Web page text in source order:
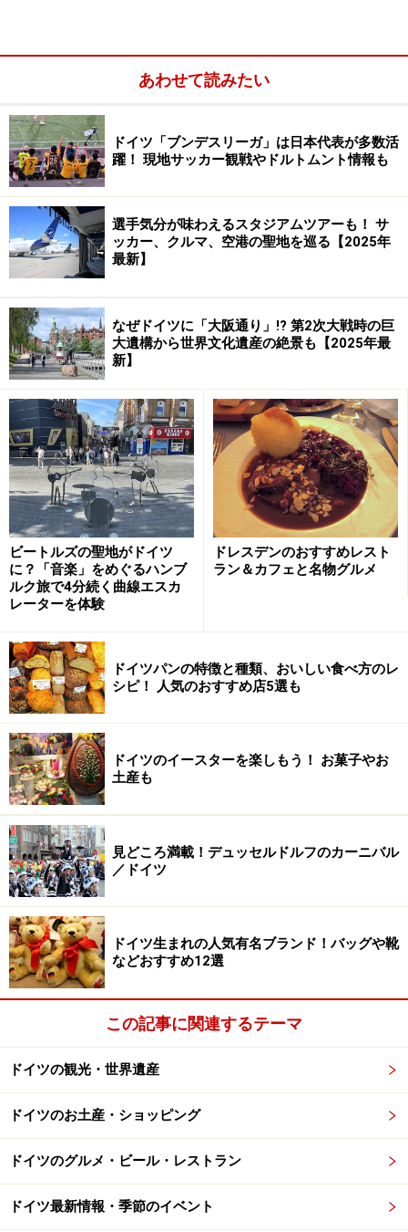
マルクト広場の南西側にあるSchütting（商工会議所）の
脇の小路を進むと見えてくる、金色のレリーフがはめ込
まれた門がベトヒャー通りの入口。この門をくぐると、
そこはもう中世の世界です。
職人さんたちが活躍する可愛い中庭
泉の周りをブレーメンの音楽隊や7人の怠け者たちが囲む
「職人の中庭」
ベトヒャーとは樽屋のことで、その昔、港とマルクトを
結ぶこの通りには、食料を運搬したり保存するための樽
を作る職人が集まっていたそうです。
現在はブティックやインテリアショップなどが並んでず
いぶんお洒落な雰囲気ですが、ガラス細工やアクセサリ
いる姿が見られることも。なかでも注目のスポットが、
通りの中ほどにあるHandwerkerhof（職人の中庭）とい
う中庭。飴作りの実演が見られる可愛いキャンディショ
ップ「Bonbon Manufaktur」の前に泉があって、良く見
ると水道管の上にブレーメンの音楽隊の姿が。
そして泉の周りには、ブレーメンに伝わる「7人の怠け
者」たちのレリーフが。ある商人の7人の息子が揃って
怠け者で、遠くまで水を汲みにいくのが嫌だったので町
の真ん中に泉を作り、そのおかげで町の人々は重労働か
ら解放された、という昔話。いかにも怠けています！ と
言いたげなダラ～んとした姿で横たわる7人がなんとも
可笑しいです。
仕掛け時計や個性的な建築群もチェック！
時間になると時計横の壁が動き出し、大洋横断者を描いた板
絵がくるくると現れる仕掛け
パウラ・モーダーゾーン=ベッカー美術館
あわせて読みたい
ドイツ「ブンデスリーガ」は日本代表が多数活
躍！ 現地サッカー観戦やドルトムント情報も
選手気分が味わえるスタジアムツアーも！ サ
ッカー、クルマ、空港の聖地を巡る【2025年
最新】
なぜドイツに「大阪通り」!? 第2次大戦時の巨
大遺構から世界文化遺産の絶景も【2025年最
新】
ビートルズの聖地がドイツ
に？「音楽」をめぐるハンブ
ルク旅で4分続く曲線エスカ
レーターを体験
ドレスデンのおすすめレスト
ラン＆カフェと名物グルメ
ドイツパンの特徴と種類、おいしい食べ方のレ
シピ！ 人気のおすすめ店5選も
ドイツのイースターを楽しもう！ お菓子やお
土産も
見どころ満載！デュッセルドルフのカーニバル
／ドイツ
ドイツ生まれの人気有名ブランド！バッグや靴
などおすすめ12選
この記事に関連するテーマ
ドイツの観光・世界遺産
ドイツのお土産・ショッピング
ドイツのグルメ・ビール・レストラン
ドイツ最新情報・季節のイベント